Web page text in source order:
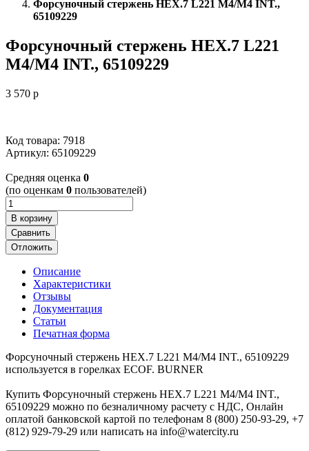
Форсуночный стержень HEX.7 L221 M4/M4 INT.,
65109229
Форсуночный стержень HEX.7 L221
M4/M4 INT., 65109229
3 570 p
Код товара: 7918
Артикул: 65109229
Cредняя оценка 0
(по оценкам 0 пользователей)
В корзину
Сравнить
Отложить
Описание
Характеристики
Отзывы
Документация
Статьи
Печатная форма
Форсуночный стержень HEX.7 L221 M4/M4 INT., 65109229
используется в горелках ECOF. BURNER
Купить Форсуночный стержень HEX.7 L221 M4/M4 INT.,
65109229 можно по безналичному расчету с НДС, Онлайн
оплатой банковской картой по телефонам 8 (800) 250-93-29, +7
(812) 929-79-29 или написать на info@watercity.ru